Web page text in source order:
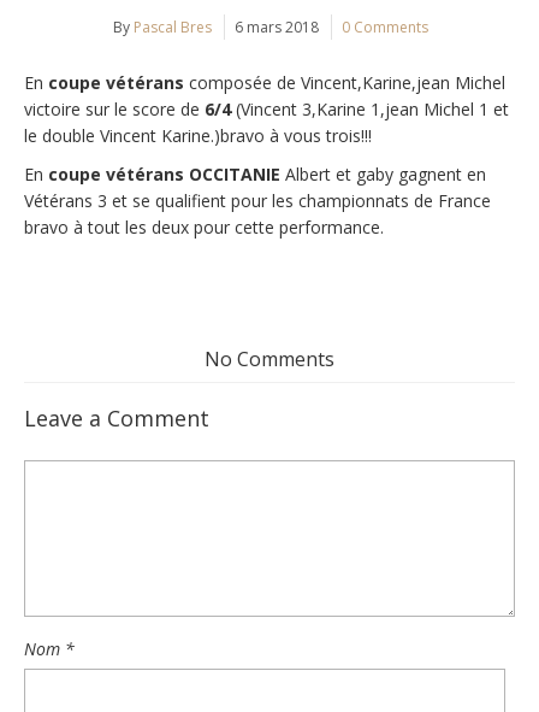
By Pascal Bres 6 mars 2018 0 Comments
En coupe vétérans composée de Vincent,Karine,jean Michel
victoire sur le score de 6/4(Vincent 3,Karine 1,jean Michel 1 et
le double Vincent Karine.)bravo à vous trois!!!
En coupe vétérans OCCITANIE Albert et gaby gagnent en
Vétérans 3 et se qualifient pour les championnats de France
bravo à tout les deux pour cette performance.
No Comments
Leave a Comment
Nom *